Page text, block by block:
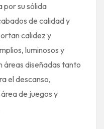
por su sólida
de calidad y
calidez y
luminosos y
diseñadas tanto
el descanso,
de juegos y